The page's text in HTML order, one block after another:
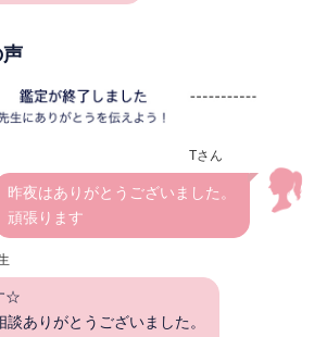
Tさん
昨夜はありがとうございました。
頑張ります
☆
談ありがとうございました。